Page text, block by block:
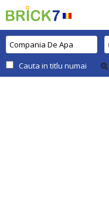
Cauta in titlu numai